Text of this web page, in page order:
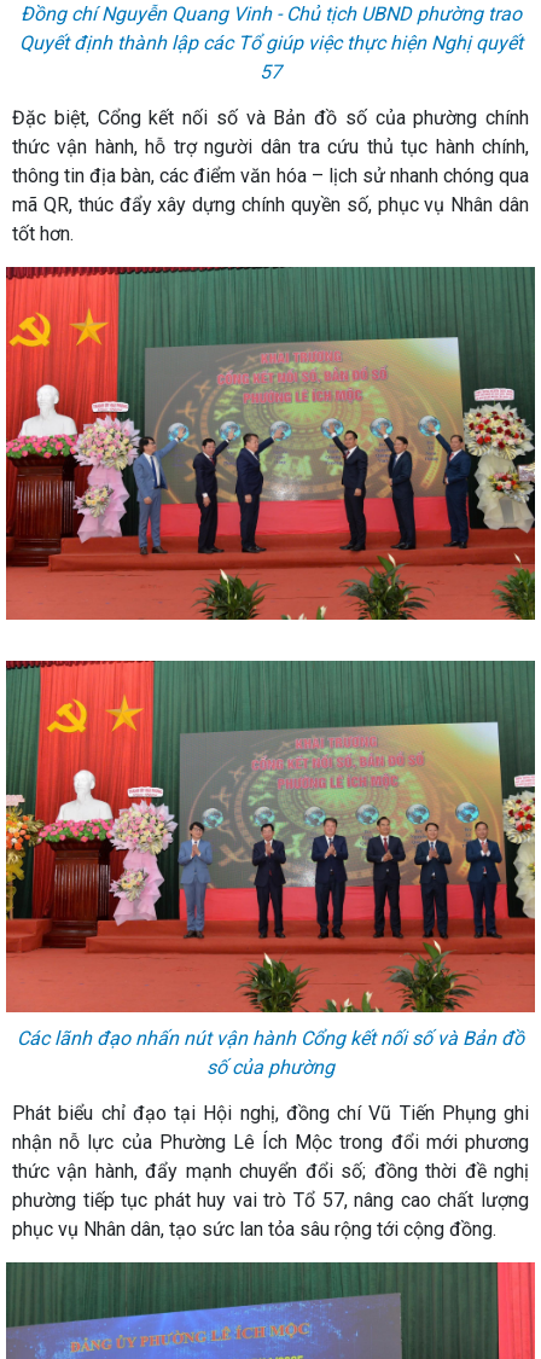
Đồng chí Nguyễn Quang Vinh - Chủ tịch UBND phường trao
Quyết định thành lập các Tổ giúp việc thực hiện Nghị quyết
57
Đặc biệt, Cổng kết nối số và Bản đồ số của phường chính
thức vận hành, hỗ trợ người dân tra cứu thủ tục hành chính,
thông tin địa bàn, các điểm văn hóa – lịch sử nhanh chóng qua
mã QR, thúc đẩy xây dựng chính quyền số, phục vụ Nhân dân
tốt hơn.
Các lãnh đạo nhấn nút vận hành Cổng kết nối số và Bản đồ
số của phường
Phát biểu chỉ đạo tại Hội nghị, đồng chí Vũ Tiến Phụng ghi
nhận nỗ lực của Phường Lê Ích Mộc trong đổi mới phương
thức vận hành, đẩy mạnh chuyển đổi số; đồng thời đề nghị
phường tiếp tục phát huy vai trò Tổ 57, nâng cao chất lượng
phục vụ Nhân dân, tạo sức lan tỏa sâu rộng tới cộng đồng.